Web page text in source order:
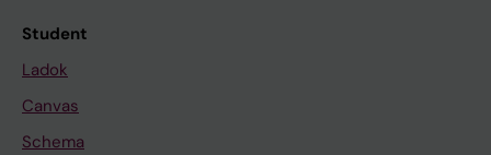
Student
Ladok
Canvas
Schema